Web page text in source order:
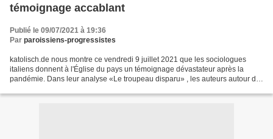
témoignage accablant
Publié le 09/07/2021 à 19:36
Par paroissiens-progressistes
katolisch.de nous montre ce vendredi 9 juillet 2021 que les sociologues
italiens donnent à l'Église du pays un témoignage dévastateur après la
pandémie. Dans leur analyse «Le troupeau disparu» , les auteurs autour du